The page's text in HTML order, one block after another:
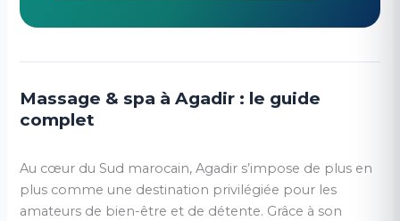
Massage & spa à Agadir : le guide
complet
Au cœur du Sud marocain, Agadir s’impose de plus en
plus comme une destination privilégiée pour les
amateurs de bien-être et de détente. Grâce à son